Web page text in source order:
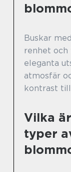
Buskar
renhet och
eleganta
atmosfär
kontrast
Vilka
typer